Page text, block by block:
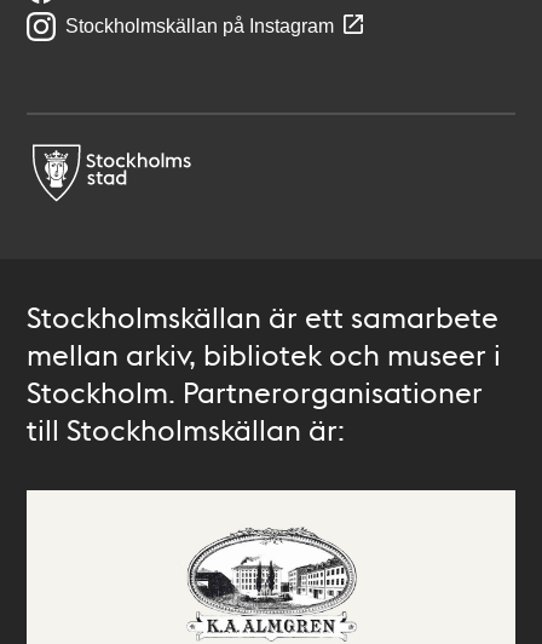
Stockholmskällan på Instagram
Stockholmskällan är ett samarbete
mellan arkiv, bibliotek och museer i
Stockholm. Partnerorganisationer
till Stockholmskällan är: